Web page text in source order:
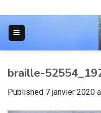
to
content
braille-
Published 7 janvier 2020